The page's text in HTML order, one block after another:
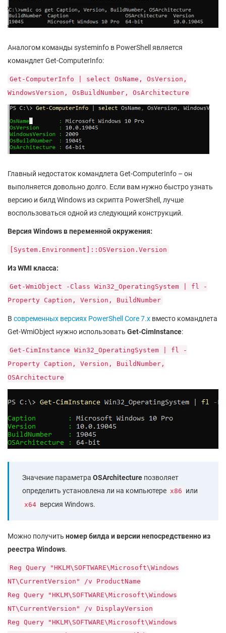
Аналогом команды systeminfo в PowerShell является
командлет Get-ComputerInfo:
Get-ComputerInfo | select OsName, OsVersion,
WindowsVersion, OsBuildNumber, OsArchitecture
Главный недостаток командлета Get-ComputerInfo – он
выполняется довольно долго. Если вам нужно быстро узнать
версию и билд Windows из скрипта PowerShell, лучше
воспользоваться одной из следующий конструкций.
Версия Windows в переменной окружения:
[System.Environment]::OSVersion.Version
Из WMI класса:
Get-WmiObject -Class Win32_OperatingSystem | fl -
Property Caption, Version, BuildNumber
В современных версиях PowerShell Core 7.x вместо командлета
Get-WmiObject нужно использовать Get-CimInstance:
Get-CimInstance Win32_OperatingSystem | fl -
Property Caption, Version, BuildNumber,
OSArchitecture
Значение параметра OSArchitecture позволяет
определить установлена ли на компьютере x86 или
x64 версия Windows.
Можно получить номер билда и версии непосредственно из
реестра Windows.
Reg Query "HKLM\SOFTWARE\Microsoft\Windows
NT\CurrentVersion" /v ProductName
Reg Query "HKLM\SOFTWARE\Microsoft\Windows
NT\CurrentVersion" /v DisplayVersion
Reg Query "HKLM\SOFTWARE\Microsoft\Windows